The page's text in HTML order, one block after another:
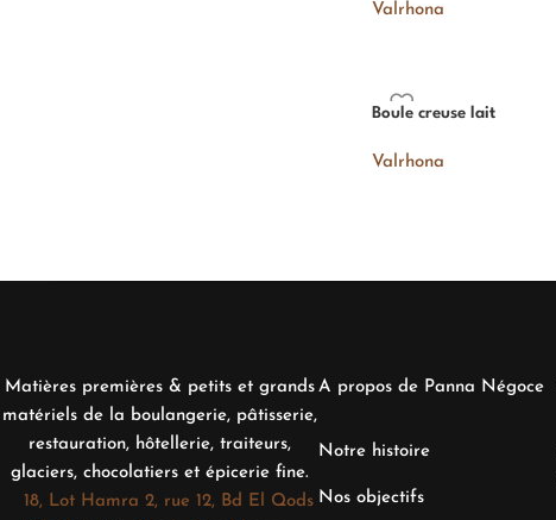
Valrhona
Boule creuse lait
Valrhona
Matières premières & petits et grands
matériels de la boulangerie, pâtisserie,
restauration, hôtellerie, traiteurs,
glaciers, chocolatiers et épicerie fine.
18, Lot Hamra 2, rue 12, Bd El Qods
A propos de Panna Négoce
Notre histoire
Nos objectifs